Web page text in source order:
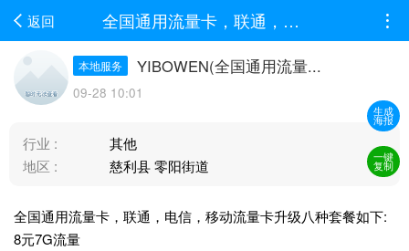
生成
海报
一键
复制
返回 全国通用流量卡，联通，电信，移动流量卡升级八种套餐如下: 8元7G流量 10元15G流量 15...
本地服务 YIBOWEN(全国通用流量...
09-28 10:01
行业 :
其他
地区 :
慈利县 零阳街道
全国通用流量卡，联通，电信，移动流量卡升级八种套餐如下:
8元7G流量